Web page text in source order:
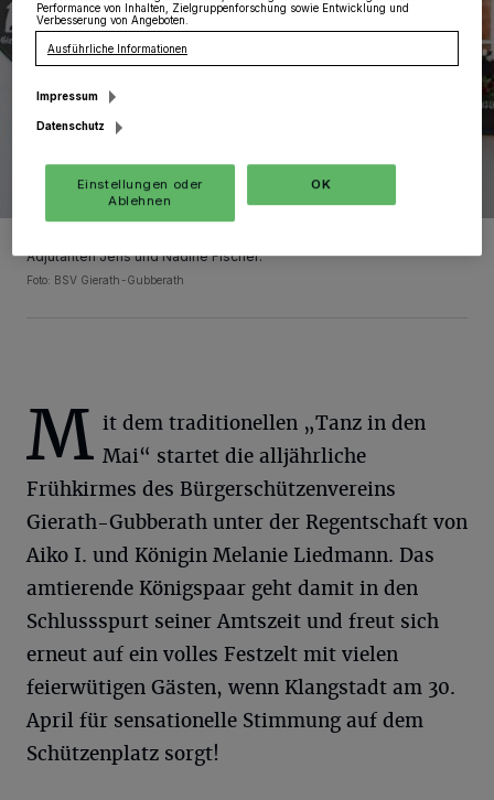
Adjutanten Jens und Nadine Fischer.
Foto: BSV Gierath-Gubberath
M it dem traditionellen „Tanz in den
Mai“ startet die alljährliche
Frühkirmes des Bürgerschützenvereins
Gierath-Gubberath unter der Regentschaft von
Aiko I. und Königin Melanie Liedmann. Das
amtierende Königspaar geht damit in den
Schlussspurt seiner Amtszeit und freut sich
erneut auf ein volles Festzelt mit vielen
feierwütigen Gästen, wenn Klangstadt am 30.
April für sensationelle Stimmung auf dem
Schützenplatz sorgt!
Performance von Inhalten, Zielgruppenforschung sowie Entwicklung und
Verbesserung von Angeboten.
Ausführliche Informationen
Impressum
Datenschutz
Einstellungen oder
Ablehnen
OK